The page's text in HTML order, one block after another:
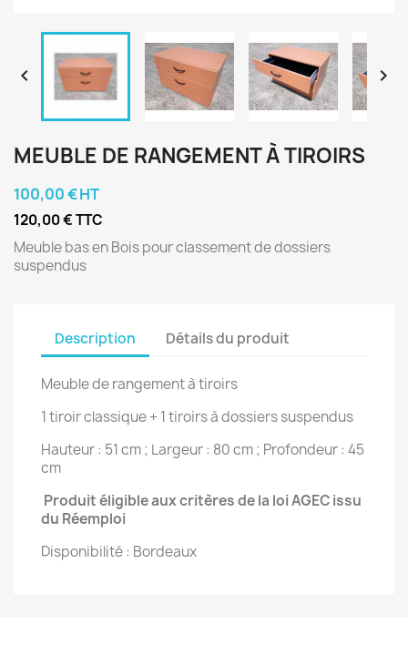
 
MEUBLE DE RANGEMENT À TIROIRS
100,00 € HT
120,00 € TTC
Meuble bas en Bois pour classement de dossiers
suspendus
Description Détails du produit
Meuble de rangement à tiroirs
1 tiroir classique + 1 tiroirs à dossiers suspendus
Hauteur : 51 cm ; Largeur : 80 cm ; Profondeur : 45
cm
Produit éligible aux critères de la loi AGEC issu
du Réemploi
Disponibilité : Bordeaux